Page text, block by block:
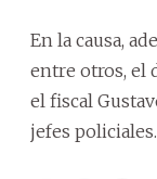
En la causa,
entre otros, el
el fiscal
jefes policiales.